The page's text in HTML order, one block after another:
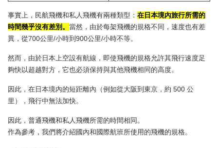
事實上，民航飛機和私人飛機有兩種類型： 在日本境內旅行所需的
時間幾乎沒有差別。 當然，由於每架飛機的規格不同，速度也有差
異，從700公里/小時到900公里/小時不等。
然而，由於日本上空設有航線，即使飛機的規格允許其飛行速度足
夠快以超越對方，它也必須保持與其他飛機相同的高度。
因此，在日本境內的短距離內（例如從大阪到東京，約 500 公
里），飛行中無法加快。
因此，普通飛機和私人飛機所需的時間相同。
作為參考，我們將介紹國內和國際航班所使用的飛機的規格。